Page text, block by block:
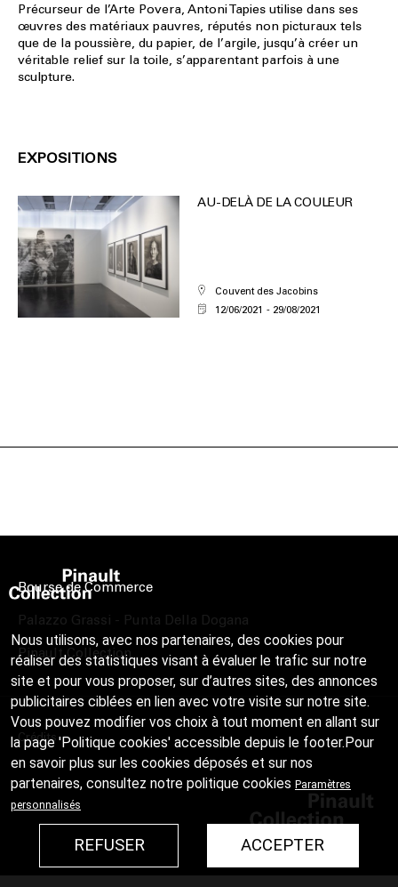
Précurseur de l’Arte Povera, Antoni Tapies utilise dans ses
œuvres des matériaux pauvres, réputés non picturaux tels
que de la poussière, du papier, de l’argile, jusqu’à créer un
véritable relief sur la toile, s’apparentant parfois à une
sculpture.
EXPOSITIONS
AU-DELÀ DE LA COULEUR
Couvent des Jacobins
12/06/2021
29/08/2021
Bourse de Commerce
Palazzo Grassi - Punta Della Dogana
Pinault Collection
Crédits
Nous utilisons, avec nos partenaires, des cookies pour
réaliser des statistiques visant à évaluer le trafic sur notre
site et pour vous proposer, sur d’autres sites, des annonces
publicitaires ciblées en lien avec votre visite sur notre site.
Vous pouvez modifier vos choix à tout moment en allant sur
la page 'Politique cookies' accessible depuis le footer.Pour
en savoir plus sur les cookies déposés et sur nos
partenaires, consultez notre politique cookies Paramètres
personnalisés
ACCEPTER
REFUSER